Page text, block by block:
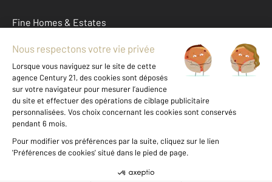
Fine Homes & Estates
À propos
International
Nous contacter
Données personnelles